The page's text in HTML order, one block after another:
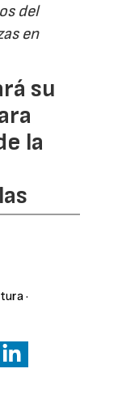
del
en
su
la
·